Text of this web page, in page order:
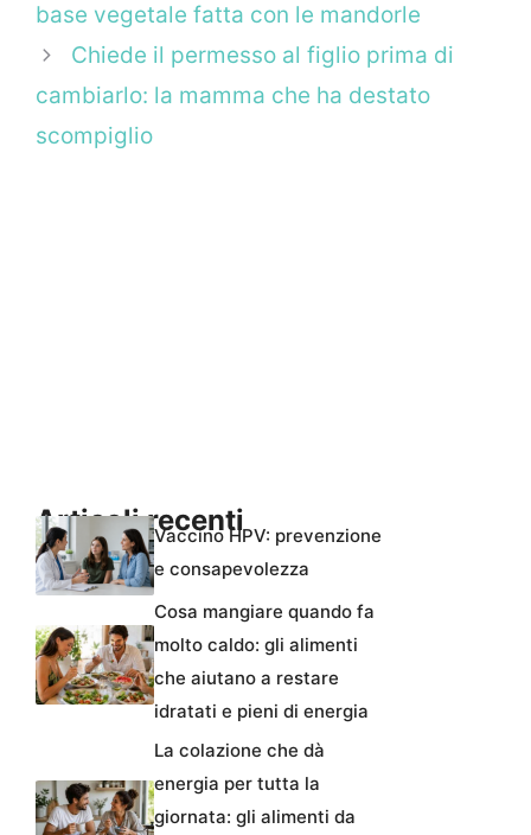
base vegetale fatta con le mandorle
Chiede il permesso al figlio prima di
cambiarlo: la mamma che ha destato
scompiglio
Articoli recentiVaccino HPV: prevenzione
e consapevolezza
Cosa mangiare quando fa
molto caldo: gli alimenti
che aiutano a restare
idratati e pieni di energia
La colazione che dà
energia per tutta la
giornata: gli alimenti da